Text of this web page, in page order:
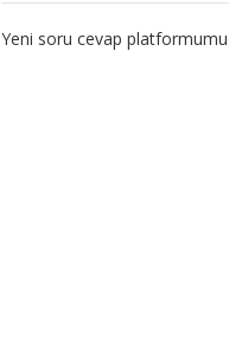
Yeni soru cevap